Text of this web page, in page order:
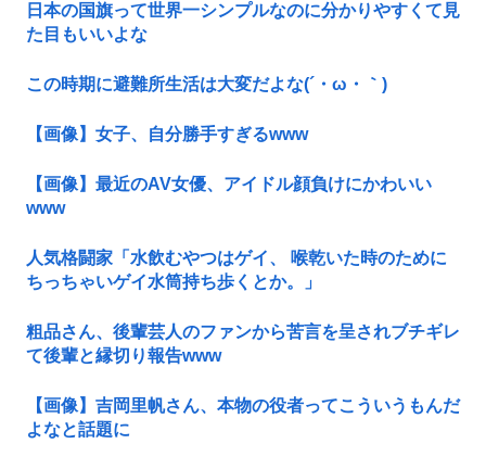
日本の国旗って世界一シンプルなのに分かりやすくて見
た目もいいよな
この時期に避難所生活は大変だよな(´・ω・｀)
【画像】女子、自分勝手すぎるwww
【画像】最近のAV女優、アイドル顔負けにかわいい
www
人気格闘家「水飲むやつはゲイ、 喉乾いた時のために
ちっちゃいゲイ水筒持ち歩くとか。」
粗品さん、後輩芸人のファンから苦言を呈されブチギレ
て後輩と縁切り報告www
【画像】吉岡里帆さん、本物の役者ってこういうもんだ
よなと話題に